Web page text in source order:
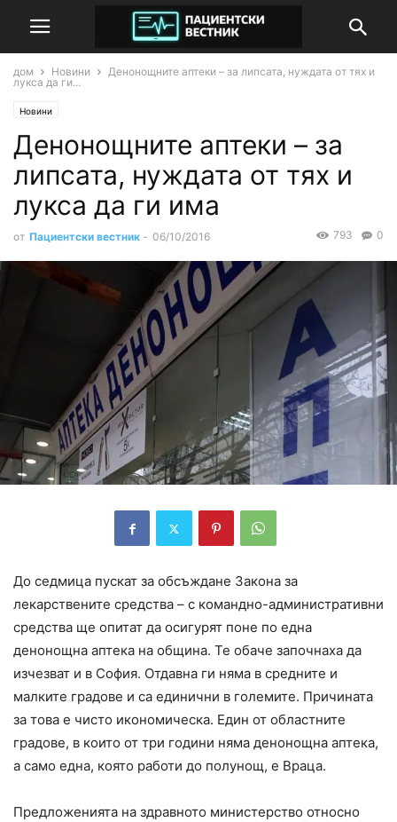
дом Новини
Денонощните аптеки – за липсата, нуждата от тях и
лукса да ги...
Новини
Денонощните аптеки – за
липсата, нуждата от тях и
лукса да ги има
от Пациентски вестник - 06/10/2016 0
793
До седмица пускат за обсъждане Закона за
лекарствените средства – с командно-административни
средства ще опитат да осигурят поне по една
денонощна аптека на община. Те обаче започнаха да
изчезват и в София. Отдавна ги няма в средните и
малките градове и са единични в големите. Причината
за това е чисто икономическа. Един от областните
градове, в които от три години няма денонощна аптека,
а само една, която работи до полунощ, е Враца.
Предложенията на здравното министерство относно